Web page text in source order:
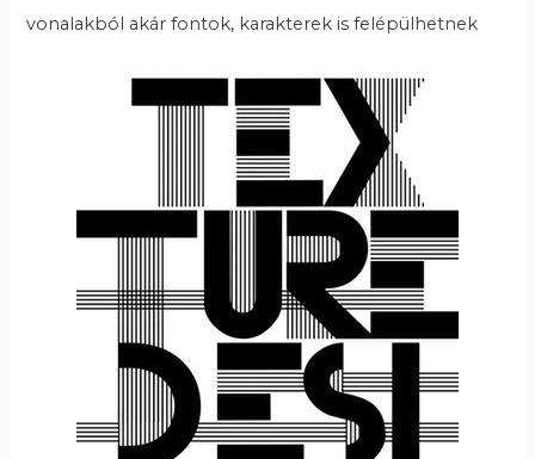
vonalakból akár fontok, karakterek is felépülhetnek